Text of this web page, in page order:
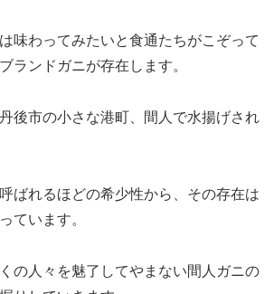
味わってみたいと食通たちがこぞって
ランドガニが存在します。
後市の小さな港町、間人で水揚げされ
ばれるほどの希少性から、その存在は
ています。
の人々を魅了してやまない間人ガニの